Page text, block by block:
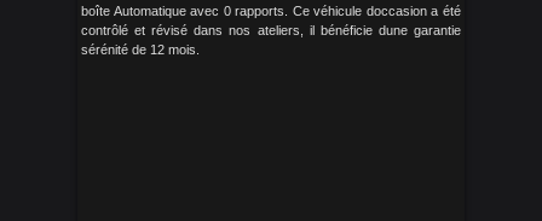
boîte Automatique avec 0 rapports. Ce véhicule doccasion a été
contrôlé et révisé dans nos ateliers, il bénéficie dune garantie
sérénité de 12 mois.